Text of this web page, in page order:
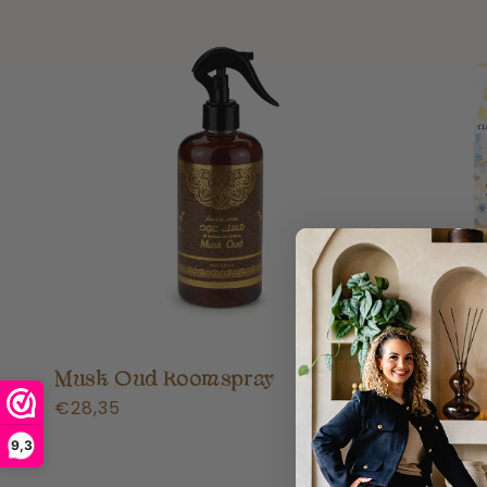
9,3
Musk Oud Roomspray
Normale
€28,35
Majestic
Parfum
Normale
prijs
€27,99